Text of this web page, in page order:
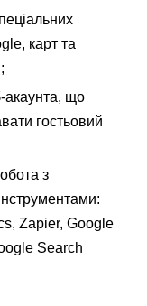
карт та
акаунта, що
гостьовий
з
Zapier, Google
Search